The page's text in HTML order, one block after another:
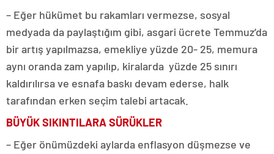
– Eğer hükümet bu rakamları vermezse, sosyal
medyada da paylaştığım gibi, asgari ücrete Temmuz’da
bir artış yapılmazsa, emekliye yüzde 20- 25, memura
aynı oranda zam yapılıp, kiralarda yüzde 25 sınırı
kaldırılırsa ve esnafa baskı devam ederse, halk
tarafından erken seçim talebi artacak.
BÜYÜK SIKINTILARA SÜRÜKLER
– Eğer önümüzdeki aylarda enflasyon düşmezse ve